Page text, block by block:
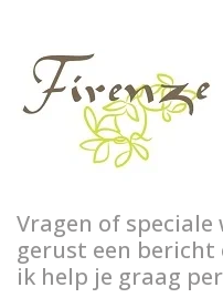
Vragen of speciale
gerust een
ik help je graag